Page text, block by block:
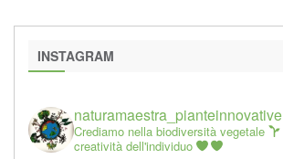
INSTAGRAM
naturamaestra_pianteinnovative
Crediamo nella biodiversità vegetale
creatività dell'individuo